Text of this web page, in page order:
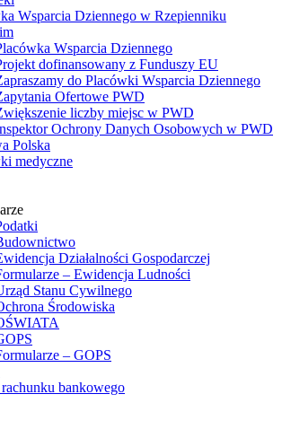
Wsparcia Dziennego w Rzepienniku
Wsparcia Dziennego
dofinansowany z Funduszy EU
do Placówki Wsparcia Dziennego
Ofertowe PWD
liczby miejsc w PWD
Ochrony Danych Osobowych w PWD
Polska
medyczne
Działalności Gospodarczej
– Ewidencja Ludności
Stanu Cywilnego
Środowiska
– GOPS
bankowego